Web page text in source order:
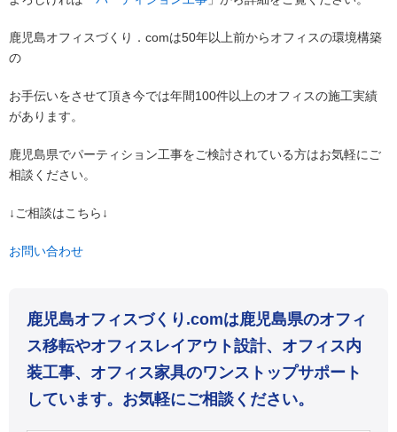
鹿児島オフィスづくり．comは50年以上前からオフィスの環境構築
の
お手伝いをさせて頂き今では年間100件以上のオフィスの施工実績
があります。
鹿児島県でパーティション工事をご検討されている方はお気軽にご
相談ください。
↓ご相談はこちら↓
お問い合わせ
鹿児島オフィスづくり.comは鹿児島県のオフィ
ス移転やオフィスレイアウト設計、オフィス内
装工事、オフィス家具のワンストップサポート
しています。お気軽にご相談ください。